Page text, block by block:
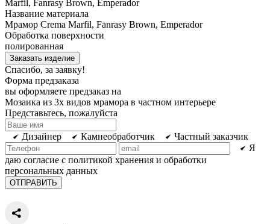
Название материала
Мрамор Crema Marfil, Fanrasy Brown, Emperador
Обработка поверхности
полированная
Заказать изделие
Спасибо, за заявку!
Форма предзаказа
вы оформляете предзаказ на
Мозаика из 3х видов мрамора в частном интерьере
Представьтесь, пожалуйста
Дизайнер Камнеобработчик
Частный заказчик
Я
даю согласие с политикой хранения и обработки
персональных данных